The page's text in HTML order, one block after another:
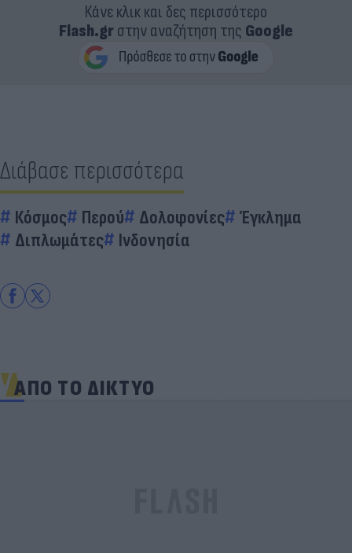
Κάνε κλικ και δες περισσότερο
Flash.grστην αναζήτηση της Google
Διάβασε περισσότερα
Κόσμος Περού Δολοφονίες
Έγκλημα
Διπλωμάτες
Ινδονησία
ΑΠΟ ΤΟ ΔΙΚΤΥΟ